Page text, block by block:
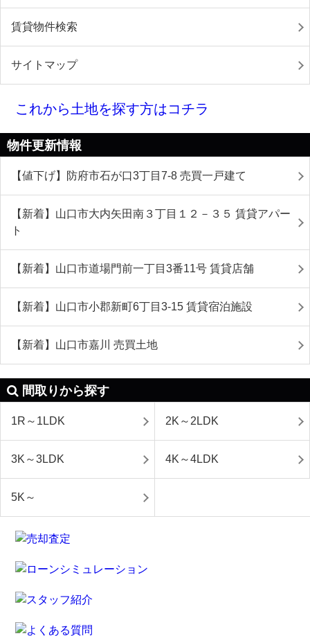
賃貸物件検索
サイトマップ
これから土地を探す方はコチラ
物件更新情報
【値下げ】防府市石が口3丁目7-8 売買一戸建て
【新着】山口市大内矢田南３丁目１２－３５ 賃貸アパー
ト
【新着】山口市道場門前一丁目3番11号 賃貸店舗
【新着】山口市小郡新町6丁目3-15 賃貸宿泊施設
【新着】山口市嘉川 売買土地
間取りから探す
1R～1LDK 2K～2LDK
3K～3LDK 4K～4LDK
5K～